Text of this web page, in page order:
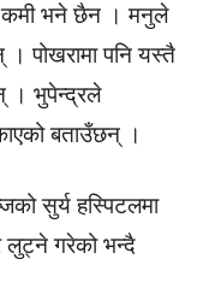
कमी भने छैन । मनुले
पोखरामा पनि यस्तै
। भुपेन्द्रले
बताउँछन् ।
सुर्य हस्पिटलमा
लुट्ने गरेको भन्दै